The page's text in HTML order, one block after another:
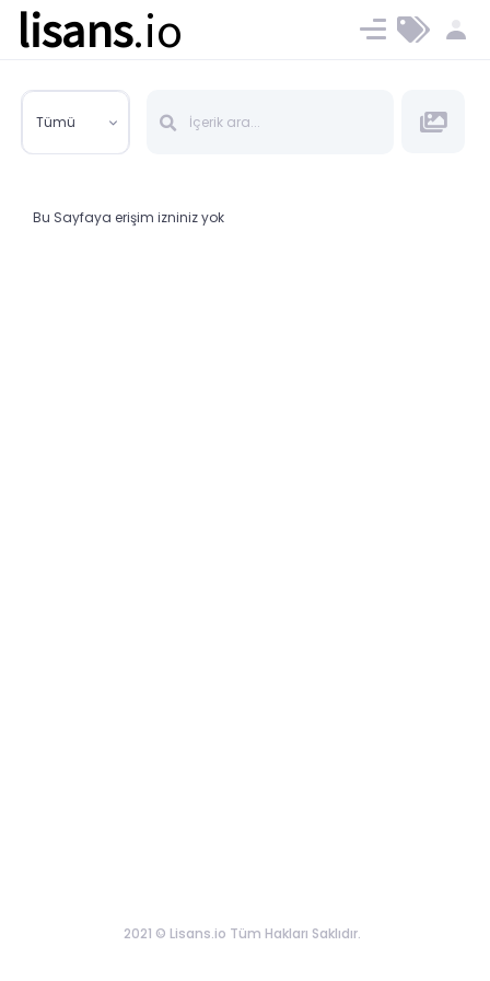
lisans.io Ücret ve Planlar
Tümü
Bu Sayfaya erişim izniniz yok
2021 © Lisans.io Tüm Hakları Saklıdır.